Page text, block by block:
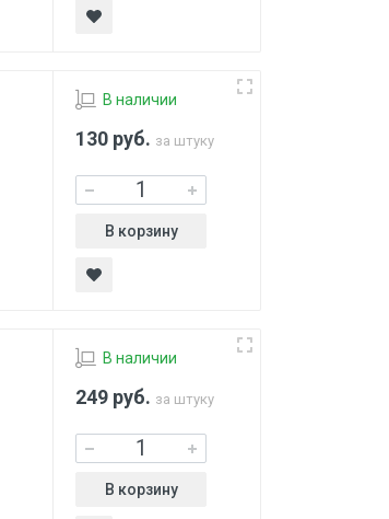
В наличии
130 руб. за штуку
В корзину
В наличии
249 руб. за штуку
В корзину